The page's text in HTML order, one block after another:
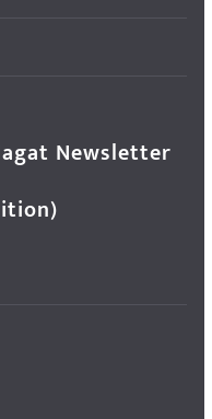
Newsletter